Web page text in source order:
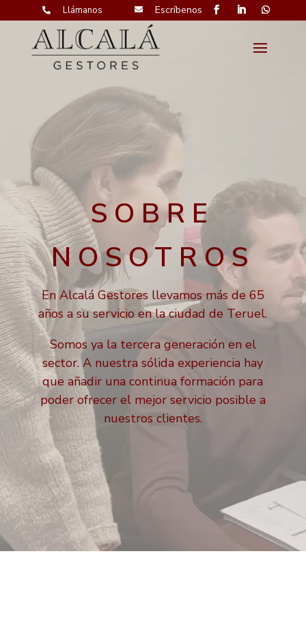
 Llámanos  Escríbenos
SOBRE
NOSOTROS
En Alcalá Gestores llevamos más de 65
años a su servicio en la ciudad de Teruel.
Somos ya la tercera generación en el
sector. A nuestra sólida experiencia hay
que añadir una continua formación para
poder ofrecer el mejor servicio posible a
nuestros clientes.